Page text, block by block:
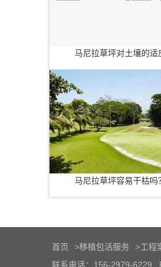
马尼拉草坪对土壤的适
马尼拉草坪容易干枯吗
首页 >移植包活服务 >工程
联系电话：156-2979-6229